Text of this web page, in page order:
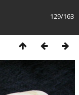
129/163